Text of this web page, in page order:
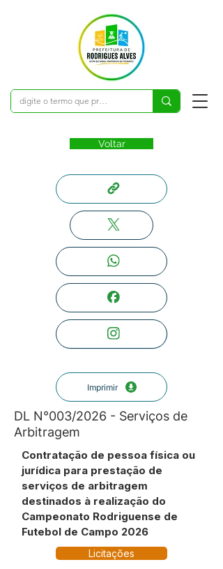
Voltar
Imprimir
DL N°003/2026 - Serviços de
Arbitragem
Contratação de pessoa física ou
jurídica para prestação de
serviços de arbitragem
destinados à realização do
Campeonato Rodriguense de
Futebol de Campo 2026
Licitações